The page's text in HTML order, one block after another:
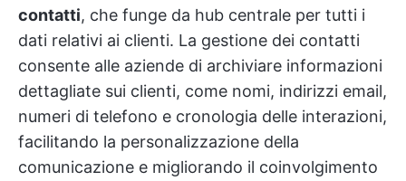
contatti, che funge da hub centrale per tutti i
dati relativi ai clienti. La gestione dei contatti
consente alle aziende di archiviare informazioni
dettagliate sui clienti, come nomi, indirizzi email,
numeri di telefono e cronologia delle interazioni,
facilitando la personalizzazione della
comunicazione e migliorando il coinvolgimento